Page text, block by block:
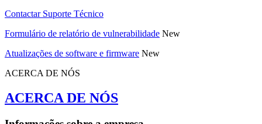
Contactar Suporte Técnico
Formulário de relatório de vulnerabilidade New
Atualizações de software e firmware New
ACERCA DE NÓS
ACERCA DE NÓS